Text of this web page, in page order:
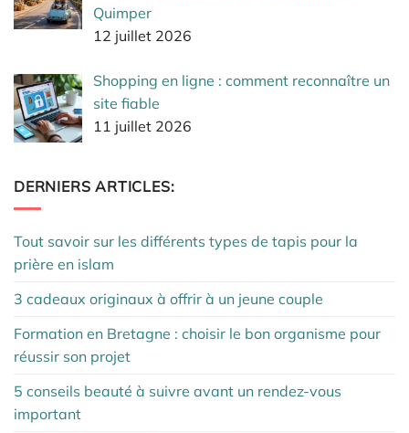
Quimper
12 juillet 2026
Shopping en ligne : comment reconnaître un
site fiable
11 juillet 2026
DERNIERS ARTICLES:
Tout savoir sur les différents types de tapis pour la
prière en islam
3 cadeaux originaux à offrir à un jeune couple
Formation en Bretagne : choisir le bon organisme pour
réussir son projet
5 conseils beauté à suivre avant un rendez-vous
important